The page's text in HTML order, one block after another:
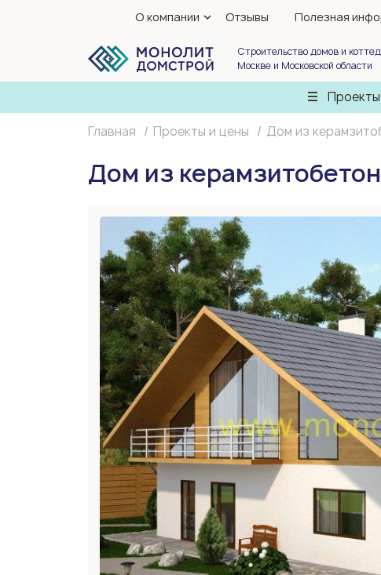
О компании Отзывы Полезная
Строительство домов и
Москве и Московской области
Главная Проекты и цены Дом из
Дом из